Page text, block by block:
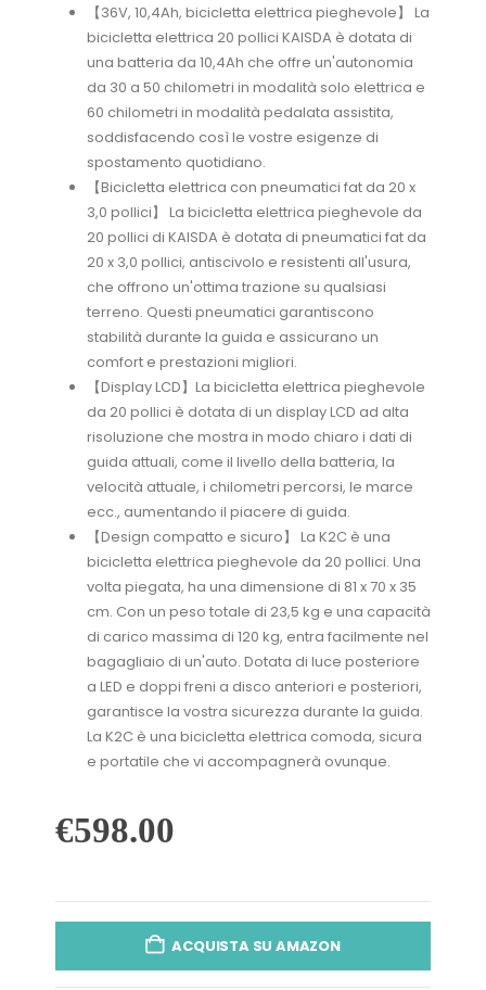
【36V, 10,4Ah, bicicletta elettrica pieghevole】 La
bicicletta elettrica 20 pollici KAISDA è dotata di
una batteria da 10,4Ah che offre un'autonomia
da 30 a 50 chilometri in modalità solo elettrica e
60 chilometri in modalità pedalata assistita,
soddisfacendo così le vostre esigenze di
spostamento quotidiano.
【Bicicletta elettrica con pneumatici fat da 20 x
3,0 pollici】 La bicicletta elettrica pieghevole da
20 pollici di KAISDA è dotata di pneumatici fat da
20 x 3,0 pollici, antiscivolo e resistenti all'usura,
che offrono un'ottima trazione su qualsiasi
terreno. Questi pneumatici garantiscono
stabilità durante la guida e assicurano un
comfort e prestazioni migliori.
【Display LCD】La bicicletta elettrica pieghevole
da 20 pollici è dotata di un display LCD ad alta
risoluzione che mostra in modo chiaro i dati di
guida attuali, come il livello della batteria, la
velocità attuale, i chilometri percorsi, le marce
ecc., aumentando il piacere di guida.
【Design compatto e sicuro】 La K2C è una
bicicletta elettrica pieghevole da 20 pollici. Una
volta piegata, ha una dimensione di 81 x 70 x 35
cm. Con un peso totale di 23,5 kg e una capacità
di carico massima di 120 kg, entra facilmente nel
bagagliaio di un'auto. Dotata di luce posteriore
a LED e doppi freni a disco anteriori e posteriori,
garantisce la vostra sicurezza durante la guida.
La K2C è una bicicletta elettrica comoda, sicura
e portatile che vi accompagnerà ovunque.
€598.00
ACQUISTA SU AMAZON